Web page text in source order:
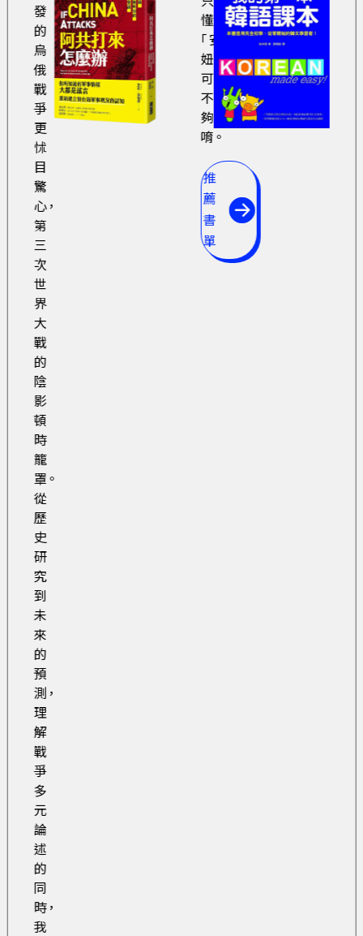
發
的
烏
俄
戰
爭
更
怵
目
驚
心，
第
三
次
世
界
大
戰
的
陰
影
頓
時
籠
罩。
從
歷
史
研
究
到
未
來
的
預
測，
理
解
戰
爭
多
元
論
述
的
同
時，
我
懂
「安
妞」
可
不
夠
唷。
推
薦
書
單